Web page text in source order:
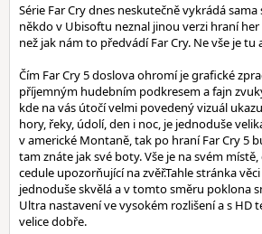
Série Far Cry dnes neskutečně vykrádá sama
někdo v Ubisoftu neznal jinou verzi hraní
než jak nám to předvádí Far Cry. Ne vše je
Čím Far Cry 5 doslova ohromí je grafické
příjemným hudebním podkresem a fajn
kde na vás útočí velmi povedený vizuál
hory, řeky, údolí, den i noc, je jednoduše
v americké Montaně, tak po hraní Far Cry 5
tam znáte jak své boty. Vše je na svém
cedule upozorňující na zvěř.Tahle stránka věci
jednoduše skvělá a v tomto směru poklona
Ultra nastavení ve vysokém rozlišení a s HD
velice dobře.